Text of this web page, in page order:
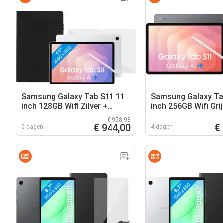
Samsung Galaxy Tab S11 11
inch 128GB Wifi Zilver +
5 dagen
€ 958,98
€ 944,00
Samsung Galaxy
inch 256GB Wifi
4 dagen €